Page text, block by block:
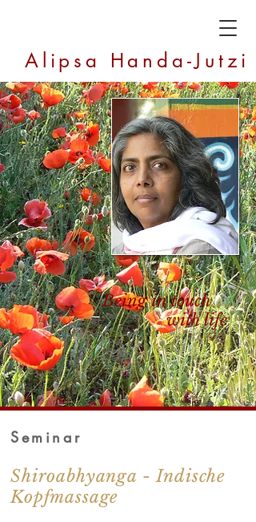
Alipsa Handa-Jutzi
Being in touch
with life
Seminar
Shiroabhyanga - Indische
Kopfmassage